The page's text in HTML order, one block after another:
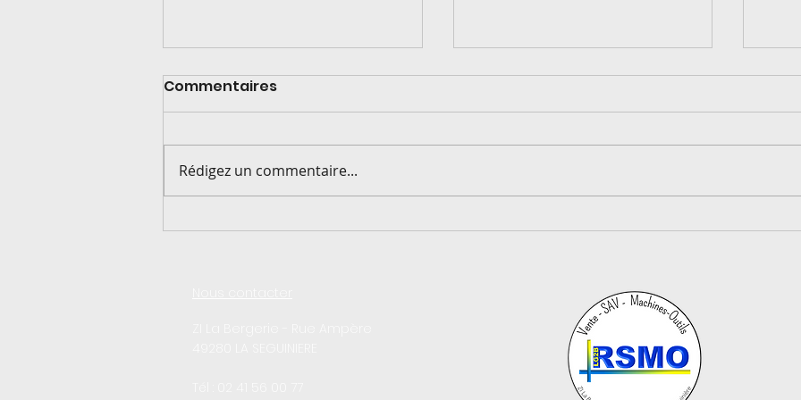
De la livraison à la
Commentaires
Rédigez un commentaire...